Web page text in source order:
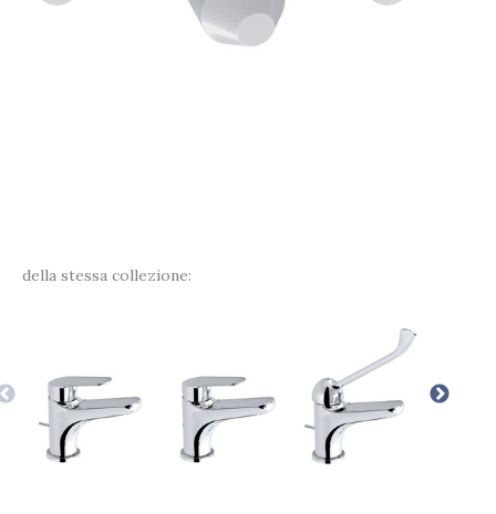
della stessa collezione: